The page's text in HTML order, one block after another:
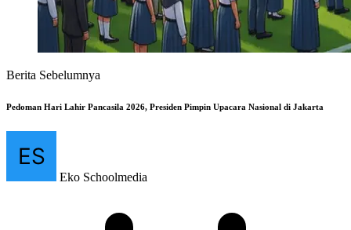
Berita Sebelumnya
Pedoman Hari Lahir Pancasila 2026, Presiden Pimpin Upacara Nasional di Jakarta
Eko Schoolmedia